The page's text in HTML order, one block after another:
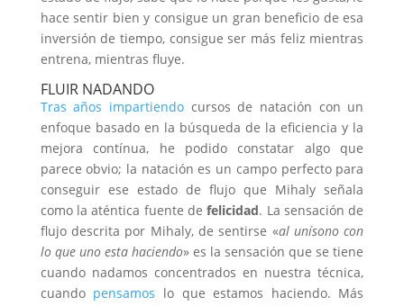
hace sentir bien y consigue un gran beneficio de esa
inversión de tiempo, consigue ser más feliz mientras
entrena, mientras fluye.
FLUIR NADANDO
Tras años impartiendo cursos de natación con un
enfoque basado en la búsqueda de la eficiencia y la
mejora contínua, he podido constatar algo que
parece obvio; la natación es un campo perfecto para
conseguir ese estado de flujo que Mihaly señala
como la aténtica fuente defelicidad. La sensación de
flujo descrita por Mihaly, de sentirse «al unísono con
lo que uno esta haciendo» es la sensación que se tiene
cuando nadamos concentrados en nuestra técnica,
cuando pensamos lo que estamos haciendo. Más